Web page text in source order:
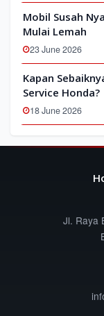
Mobil Susah
Mulai Lemah
23 June 2026
Kapan
Service Honda?
18 June 2026
Jl. Raya